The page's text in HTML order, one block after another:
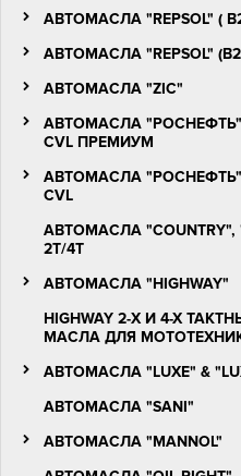
АВТОМАСЛА "REPSOL" (
АВТОМАСЛА "REPSOL"
АВТОМАСЛА "ZIC"
АВТОМАСЛА "РОСНЕФТЬ"
СVL ПРЕМИУМ
АВТОМАСЛА "РОСНЕФТЬ"
CVL
АВТОМАСЛА "COUNTRY",
2T/4Т
АВТОМАСЛА "HIGHWAY"
HIGHWAY 2-Х И 4-Х
МАСЛА ДЛЯ
АВТОМАСЛА "LUXЕ" &
АВТОМАСЛА "SANI"
АВТОМАСЛА "MANNOL"